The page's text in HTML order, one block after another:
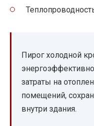
Пирог холодной
затраты на
помещений,
внутри здания.